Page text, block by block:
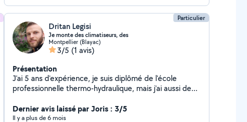
Particulier
Dritan Legisi
Je monte des climatiseurs, des
Montpellier (Blayac)
3/5 (1 avis)
Présentation
J'ai 5 ans d'expérience, je suis diplômé de l'école
professionnelle thermo-hydraulique, mais j'ai aussi de
de montage et de cuisines .
Dernier avis laissé par Joris : 3/5
Il y a plus de 6 mois